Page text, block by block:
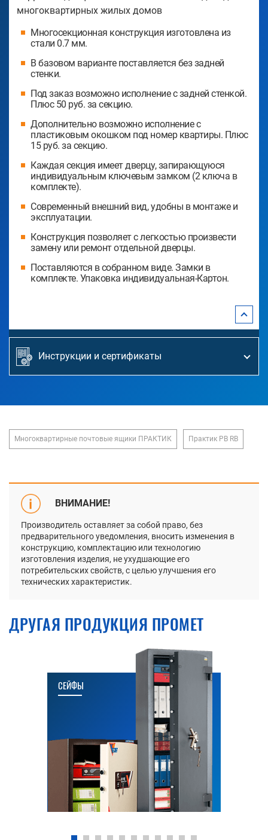
многоквартирных жилых домов
Многосекционная конструкция изготовлена из
стали 0.7 мм.
В базовом варианте поставляется без задней
стенки.
Под заказ возможно исполнение с задней стенкой.
Плюс 50 руб. за секцию.
Дополнительно возможно исполнение с
пластиковым окошком под номер квартиры. Плюс
15 руб. за секцию.
Каждая секция имеет дверцу, запирающуюся
индивидуальным ключевым замком (2 ключа в
комплекте).
Современный внешний вид, удобны в монтаже и
эксплуатации.
Конструкция позволяет с легкостью произвести
замену или ремонт отдельной дверцы.
Поставляются в собранном виде. Замки в
комплекте. Упаковка индивидуальная-Картон.
Инструкции и сертификаты
Многоквартирные почтовые ящики ПРАКТИК Практик PB RB
ВНИМАНИЕ!
Производитель оставляет за собой право, без
предварительного уведомления, вносить изменения в
конструкцию, комплектацию или технологию
изготовления изделия, не ухудшающие его
потребительских свойств, с целью улучшения его
технических характеристик.
ДРУГАЯ ПРОДУКЦИЯ ПРОМЕТ
СЕЙФЫ